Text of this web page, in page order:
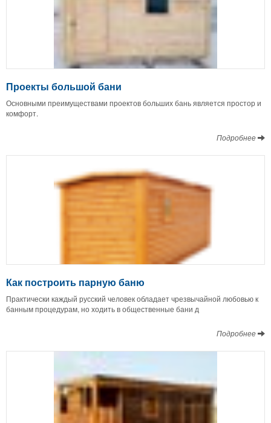
Проекты большой бани
Основными преимуществами проектов больших бань является простор и
комфорт.
Подробнее
Как построить парную баню
Практически каждый русский человек обладает чрезвычайной любовью к
банным процедурам, но ходить в общественные бани д
Подробнее